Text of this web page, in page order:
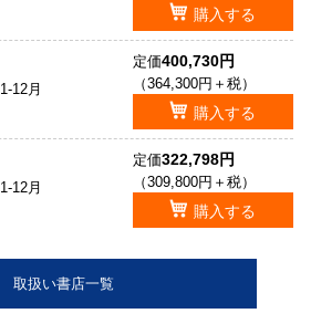
購入する
1-12月
定価400,730円
（364,300円＋税）
購入する
1-12月
定価322,798円
（309,800円＋税）
購入する
取扱い書店一覧